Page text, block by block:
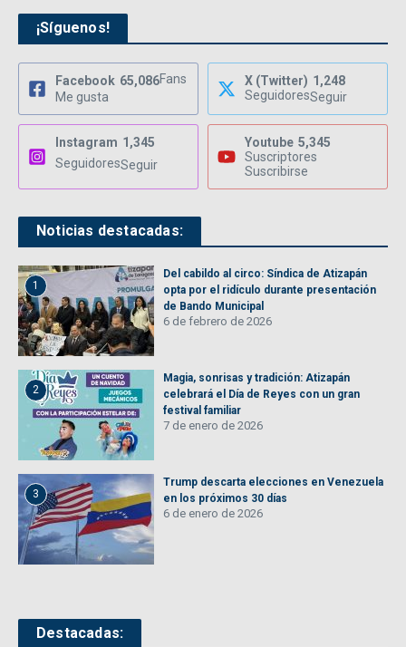
¡Síguenos!
Facebook 65,086Fans
Me gusta
X (Twitter) 1,248
SeguidoresSeguir
Instagram 1,345
SeguidoresSeguir
Youtube 5,345
Suscriptores
Suscribirse
Noticias destacadas:
1
Del cabildo al circo: Síndica de Atizapán
opta por el ridículo durante presentación
de Bando Municipal
6 de febrero de 2026
2
Magia, sonrisas y tradición: Atizapán
celebrará el Día de Reyes con un gran
festival familiar
7 de enero de 2026
3
Trump descarta elecciones en Venezuela
en los próximos 30 días
6 de enero de 2026
Destacadas: